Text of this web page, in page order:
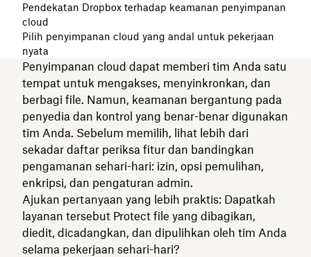
Pendekatan Dropbox terhadap keamanan penyimpanan
cloud
Pilih penyimpanan cloud yang andal untuk pekerjaan
nyata
Penyimpanan cloud dapat memberi tim Anda satu
tempat untuk mengakses, menyinkronkan, dan
berbagi file. Namun, keamanan bergantung pada
penyedia dan kontrol yang benar-benar digunakan
tim Anda. Sebelum memilih, lihat lebih dari
sekadar daftar periksa fitur dan bandingkan
pengamanan sehari-hari: izin, opsi pemulihan,
enkripsi, dan pengaturan admin.
Ajukan pertanyaan yang lebih praktis: Dapatkah
layanan tersebut Protect file yang dibagikan,
diedit, dicadangkan, dan dipulihkan oleh tim Anda
selama pekerjaan sehari-hari?